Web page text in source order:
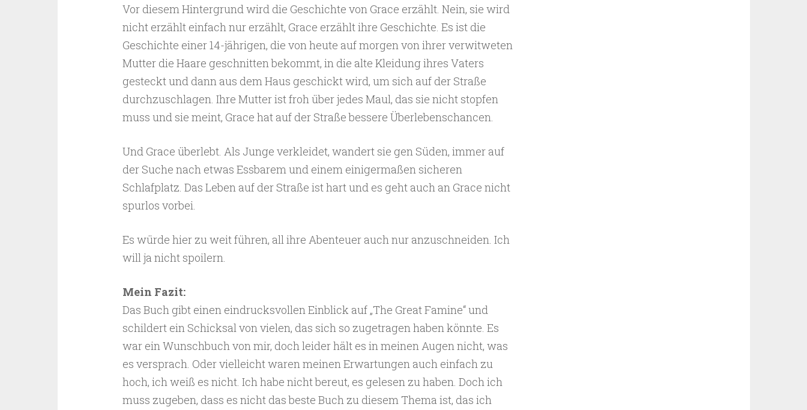
Vor diesem Hintergrund wird die Geschichte von Grace erzählt. Nein, sie wird
nicht erzählt einfach nur erzählt, Grace erzählt ihre Geschichte. Es ist die
Geschichte einer 14-jährigen, die von heute auf morgen von ihrer verwitweten
Mutter die Haare geschnitten bekommt, in die alte Kleidung ihres Vaters
gesteckt und dann aus dem Haus geschickt wird, um sich auf der Straße
durchzuschlagen. Ihre Mutter ist froh über jedes Maul, das sie nicht stopfen
muss und sie meint, Grace hat auf der Straße bessere Überlebenschancen.
Und Grace überlebt. Als Junge verkleidet, wandert sie gen Süden, immer auf
der Suche nach etwas Essbarem und einem einigermaßen sicheren
Schlafplatz. Das Leben auf der Straße ist hart und es geht auch an Grace nicht
spurlos vorbei.
Es würde hier zu weit führen, all ihre Abenteuer auch nur anzuschneiden. Ich
will ja nicht spoilern.
Mein Fazit:
Das Buch gibt einen eindrucksvollen Einblick auf „The Great Famine“ und
schildert ein Schicksal von vielen, das sich so zugetragen haben könnte. Es
war ein Wunschbuch von mir, doch leider hält es in meinen Augen nicht, was
es versprach. Oder vielleicht waren meinen Erwartungen auch einfach zu
hoch, ich weiß es nicht. Ich habe nicht bereut, es gelesen zu haben. Doch ich
muss zugeben, dass es nicht das beste Buch zu diesem Thema ist, das ich